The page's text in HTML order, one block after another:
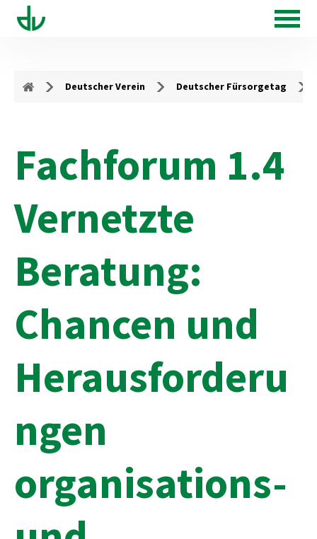
Deutscher Verein Deutscher Fürsorgetag
Fachforum 1.4
Vernetzte
Beratung:
Chancen und
Herausforderu
ngen
organisations-